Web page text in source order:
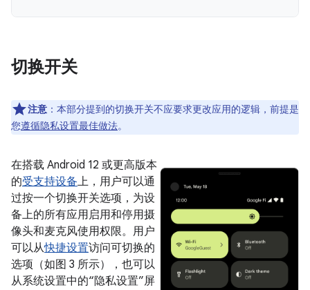
切换开关
注意 ： 本部分提到的切换开关不应要求更改应用的逻辑，前提是
您遵循隐私设置最佳做法。
在搭载 Android 12 或更高版本
的受支持设备上，用户可以通
过按一个切换开关选项，为设
备上的所有应用启用和停用摄
像头和麦克风使用权限。用户
可以从快捷设置访问可切换的
选项（如图 3 所示），也可以
从系统设置中的“隐私设置”屏